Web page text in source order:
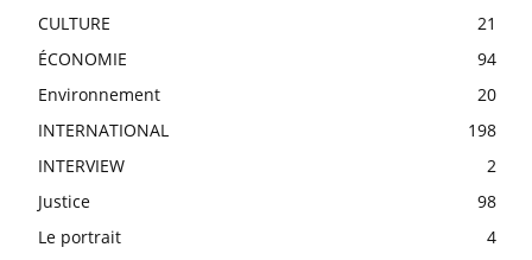
CULTURE
21
ÉCONOMIE
94
Environnement
20
INTERNATIONAL
198
INTERVIEW
2
Justice
98
Le portrait
4